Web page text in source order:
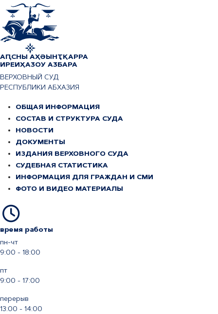
АҦСНЫ АҲӘЫНҬҚАРРА
ИРЕИҲАӠОУ АӠБАРА
ВЕРХОВНЫЙ СУД
РЕСПУБЛИКИ АБХАЗИЯ
ОБЩАЯ ИНФОРМАЦИЯ
СОСТАВ И СТРУКТУРА СУДА
НОВОСТИ
ДОКУМЕНТЫ
ИЗДАНИЯ ВЕРХОВНОГО СУДА
СУДЕБНАЯ СТАТИСТИКА
ИНФОРМАЦИЯ ДЛЯ ГРАЖДАН И СМИ
ФОТО И ВИДЕО МАТЕРИАЛЫ
время работы
пн-чт
9:00 - 18:00
пт
9:00 - 17:00
перерыв
13:00 - 14:00